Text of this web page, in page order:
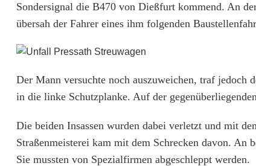
t
l
e
n
f
Sondersignal die B470 von Dießfurt kommend. An
übersah der Fahrer eines ihm folgenden
Der Mann versuchte noch auszuweichen, traf jedoch
in die linke Schutzplanke. Auf der
Die beiden Insassen wurden dabei verletzt und mit
Straßenmeisterei kam mit dem Schrecken davon. An
Sie mussten von Spezialfirmen abgeschleppt werden.